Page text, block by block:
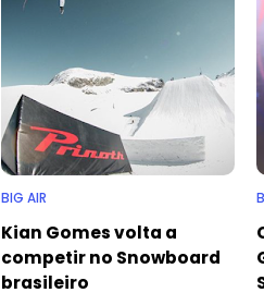
BIG AIR
Kian Gomes volta a
competir no Snowboard
brasileiro